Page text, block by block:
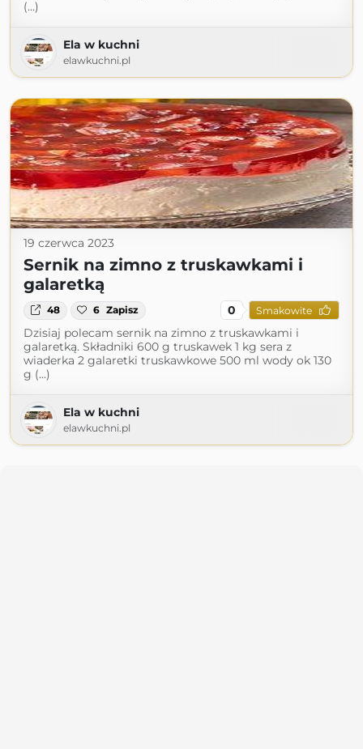
(...)
Ela w kuchni
elawkuchni.pl
19 czerwca 2023
Sernik na zimno z truskawkami i
galaretką
48 6 Zapisz 0 Smakowite
Dzisiaj polecam sernik na zimno z truskawkami i
galaretką. Składniki 600 g truskawek 1 kg sera z
wiaderka 2 galaretki truskawkowe 500 ml wody ok 130
g (...)
Ela w kuchni
elawkuchni.pl